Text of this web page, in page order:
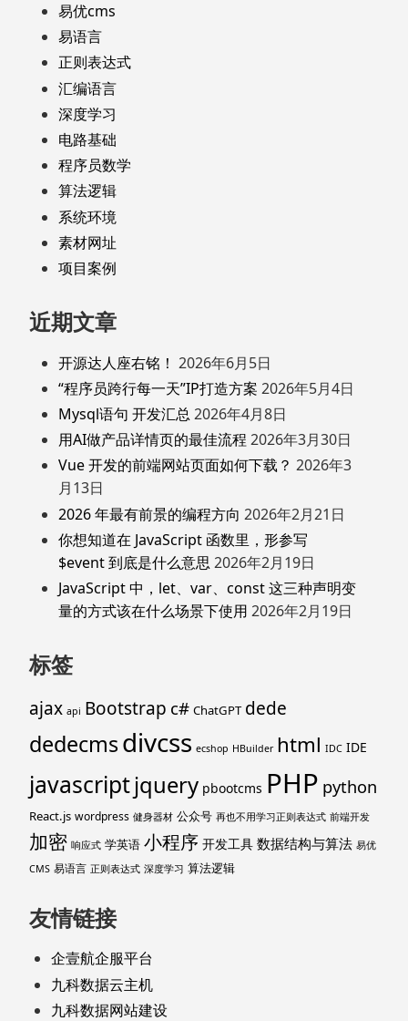
易优cms
易语言
正则表达式
汇编语言
深度学习
电路基础
程序员数学
算法逻辑
系统环境
素材网址
项目案例
近期文章
开源达人座右铭！ 2026年6月5日
“程序员跨行每一天”IP打造方案 2026年5月4日
Mysql语句 开发汇总 2026年4月8日
用AI做产品详情页的最佳流程 2026年3月30日
Vue 开发的前端网站页面如何下载？ 2026年3
月13日
2026 年最有前景的编程方向 2026年2月21日
你想知道在 JavaScript 函数里，形参写
$event 到底是什么意思 2026年2月19日
JavaScript 中，let、var、const 这三种声明变
量的方式该在什么场景下使用 2026年2月19日
标签
ajax api Bootstrap c# ChatGPT dede
dedecmsdivcss ecshop HBuilder html IDC IDE
javascriptjquery pbootcms PHP python
React.js wordpress 健身器材 公众号 再也不用学习正则表达式 前端开发
加密 响应式 学英语 小程序 开发工具 数据结构与算法 易优
CMS 易语言 正则表达式 深度学习 算法逻辑
友情链接
企壹航企服平台
九科数据云主机
九科数据网站建设